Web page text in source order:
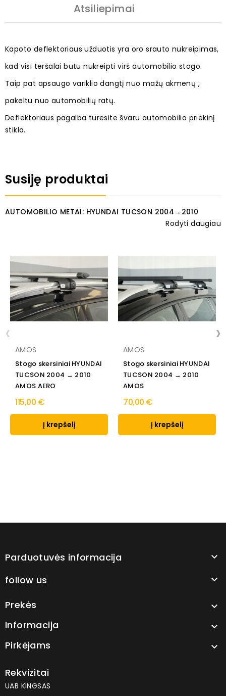
Atsiliepimai
Kapoto deflektoriaus užduotis yra oro srauto nukreipimas,
kad visi teršalai butu nukreipti virš automobilio stogo.
Taip pat apsaugo variklio dangtį nuo mažų akmenų ,
pakeltu nuo automobilių ratų.
Deflektoriaus pagalba turesite švaru automobilio priekinį
stikla.
Susiję produktai
AUTOMOBILIO METAI: HYUNDAI TUCSON 2004→2010
Rodyti daugiau
AMOS
Stogo skersiniai HYUNDAI
TUCSON 2004 → 2010
AMOS AERO
115,00 €
Į krepšelį
AMOS
Stogo skersiniai HYUNDAI
TUCSON 2004 → 2010
AMOS
70,00 €
Į krepšelį
‹ ›
Parduotuvės informacija 
follow us 
Prekės 
Informacija 
Pirkėjams 
Rekvizitai
UAB KINGSAS